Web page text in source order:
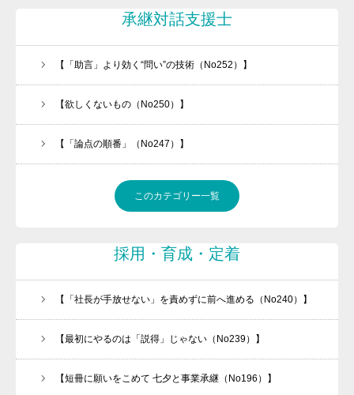
承継対話支援士
【「助言」より効く“問い”の技術（No252）】
【欲しくないもの（No250）】
【「論点の順番」（No247）】
このカテゴリー一覧
採用・育成・定着
【「社長が手放せない」を責めずに前へ進める（No240）】
【最初にやるのは「説得」じゃない（No239）】
【短冊に願いをこめて 七夕と事業承継（No196）】